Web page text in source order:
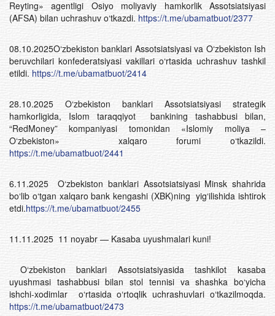
Reyting» agentligi Osiyo moliyaviy hamkorlik Assotsiatsiyasi
(AFSA) bilan uchrashuv o‘tkazdi. https://t.me/ubamatbuot/2377
08.10.2025O‘zbekiston banklari Assotsiatsiyasi va O‘zbekiston Ish
beruvchilari konfederatsiyasi vakillari o‘rtasida uchrashuv tashkil
etildi. https://t.me/ubamatbuot/2414
28.10.2025 O‘zbekiston banklari Assotsiatsiyasi strategik
hamkorligida, Islom taraqqiyot bankining tashabbusi bilan,
“RedMoney” kompaniyasi tomonidan «Islomiy moliya –
O‘zbekiston» xalqaro forumi o‘tkazildi.
https://t.me/ubamatbuot/2441
6.11.2025 O‘zbekiston banklari Assotsiatsiyasi Minsk shahrida
bo‘lib o‘tgan xalqaro bank kengashi (XBK)ning yig‘ilishida ishtirok
etdi.https://t.me/ubamatbuot/2455
11.11.2025 11 noyabr — Kasaba uyushmalari kuni!
O‘zbekiston banklari Assotsiatsiyasida tashkilot kasaba
uyushmasi tashabbusi bilan stol tennisi va shashka bo‘yicha
ishchi-xodimlar o‘rtasida o‘rtoqlik uchrashuvlari o‘tkazilmoqda.
https://t.me/ubamatbuot/2473